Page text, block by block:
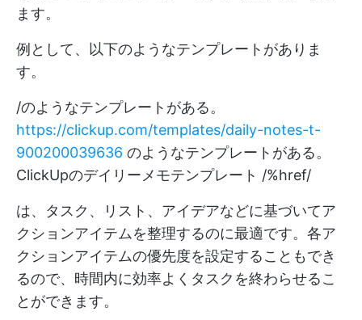
ます。
例として、以下のようなテンプレートがありま
す。
/のようなテンプレートがある。
https://clickup.com/templates/daily-notes-t-
900200039636 のようなテンプレートがある。
ClickUpのデイリーメモテンプレート /%href/
は、タスク、リスト、アイデアなどに基づいてア
クションアイテムを整理するのに最適です。各ア
クションアイテムの優先度を設定することもでき
るので、時間内に効率よくタスクを終わらせるこ
とができます。